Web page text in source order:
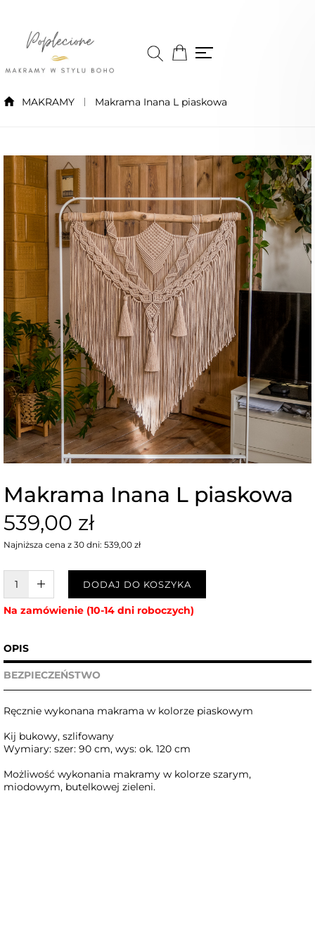
MAKRAMY Makrama Inana L piaskowa
Makrama Inana L piaskowa
539,00 zł
Najniższa cena z 30 dni: 539,00 zł
W KOSZYKU :)DODAJ DO KOSZYKA
Na zamówienie (10-14 dni roboczych)
OPIS
BEZPIECZEŃSTWO
Ręcznie wykonana makrama w kolorze piaskowym
Kij bukowy, szlifowany
Wymiary: szer: 90 cm, wys: ok. 120 cm
Możliwość wykonania makramy w kolorze szarym,
miodowym, butelkowej zieleni.